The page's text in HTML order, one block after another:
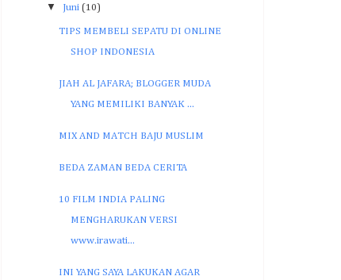
▼ Juni (10)
TIPS MEMBELI SEPATU DI ONLINE
SHOP INDONESIA
JIAH AL JAFARA; BLOGGER MUDA
YANG MEMILIKI BANYAK ...
MIX AND MATCH BAJU MUSLIM
BEDA ZAMAN BEDA CERITA
10 FILM INDIA PALING
MENGHARUKAN VERSI
www.irawati...
INI YANG SAYA LAKUKAN AGAR